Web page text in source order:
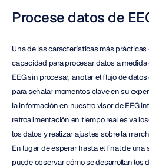
Procese datos de
Una de las características más prácticas
capacidad para procesar datos a
EEG sin procesar, anotar el flujo de
para señalar momentos clave en su
la información en nuestro visor de EEG
retroalimentación en tiempo real es
los datos y realizar ajustes sobre la
En lugar de esperar hasta el final de una
puede observar cómo se desarrollan los